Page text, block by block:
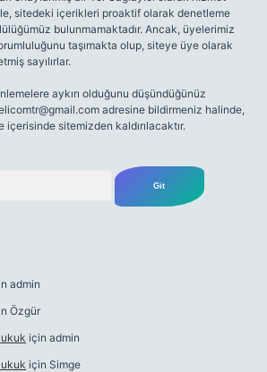
sitedeki içerikleri proaktif olarak denetleme
bulunmamaktadır. Ancak, üyelerimiz
taşımakta olup, siteye üye olarak
sayılırlar.
aykırı olduğunu düşündüğünüz
adresine bildirmeniz halinde,
sitemizden kaldırılacaktır.
admin
Özgür
için admin
için Simge